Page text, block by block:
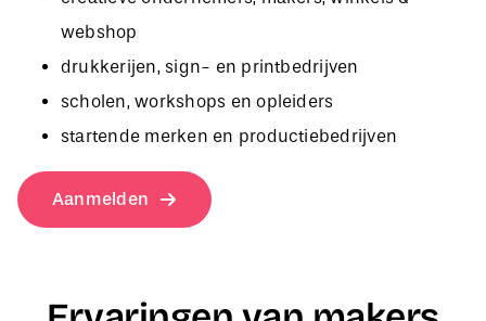
drukkerijen, sign- en printbedrijven
scholen, workshops en opleiders
startende merken en productiebedrijven